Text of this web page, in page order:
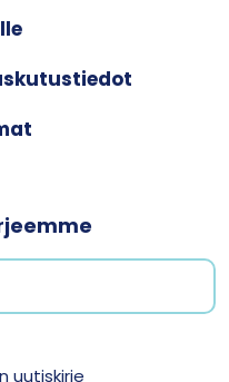
uutiskirje